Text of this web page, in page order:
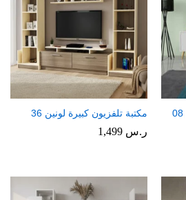
مكتبة تلفزيون كبيرة لونين 36
ر.س